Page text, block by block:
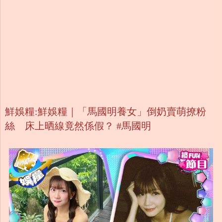
鮮娛糧:鮮娛糧｜「馬國明養女」倒奶賣萌撩粉
絲 床上晒線竟然係假？ #馬國明